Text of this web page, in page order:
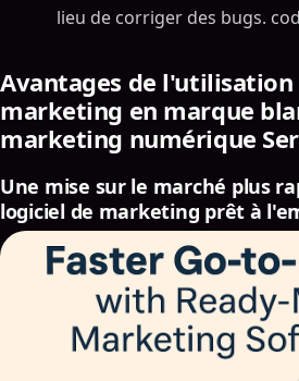
lieu de corriger des bugs.
Avantages de
marketing en marque
marketing numérique
Une mise sur le marché plus
logiciel de marketing prêt à